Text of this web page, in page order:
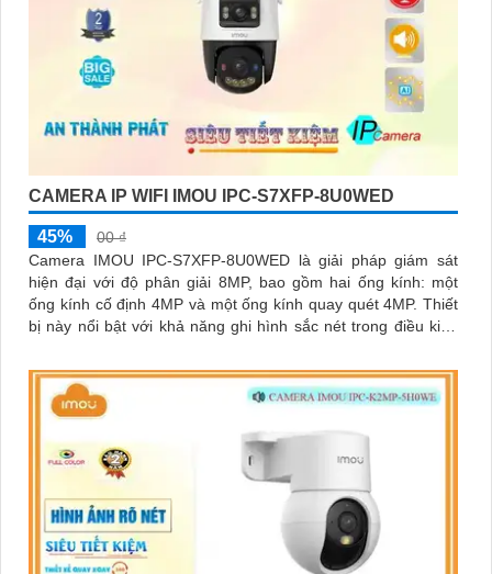
CAMERA IP WIFI IMOU IPC-S7XFP-8U0WED
45%
00 ₫
Camera IMOU IPC-S7XFP-8U0WED là giải pháp giám sát
hiện đại với độ phân giải 8MP, bao gồm hai ống kính: một
ống kính cố định 4MP và một ống kính quay quét 4MP. Thiết
bị này nổi bật với khả năng ghi hình sắc nét trong điều kiện